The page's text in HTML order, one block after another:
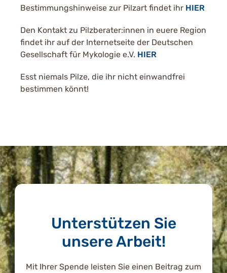
Bestimmungshinweise zur Pilzart findet ihr HIER
Den Kontakt zu Pilzberater:innen in euere Region
findet ihr auf der Internetseite der Deutschen
Gesellschaft für Mykologie e.V. HIER
Esst niemals Pilze, die ihr nicht einwandfrei
bestimmen könnt!
Unterstützen Sie
unsere Arbeit!
Mit Ihrer Spende leisten Sie einen Beitrag zum